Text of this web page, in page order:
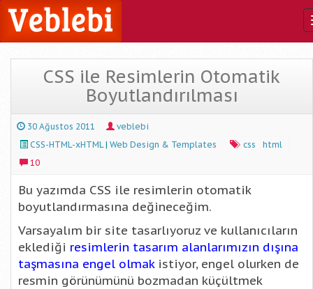
CSS ile Resimlerin Otomatik
Boyutlandırılması
30 Ağustos 2011
veblebi
CSS-HTML-xHTML| Web Design & Templates css
html
10
Bu yazımda CSS ile resimlerin otomatik
boyutlandırmasına değineceğim.
Varsayalım bir site tasarlıyoruz ve kullanıcıların
eklediği resimlerin tasarım alanlarımızın dışına
taşmasına engel olmakistiyor, engel olurken de
resmin görünümünü bozmadan küçültmek